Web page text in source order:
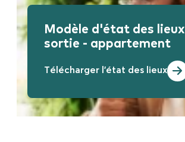
Modèle d'état des
sortie - appartement
Télécharger l'état des lieux